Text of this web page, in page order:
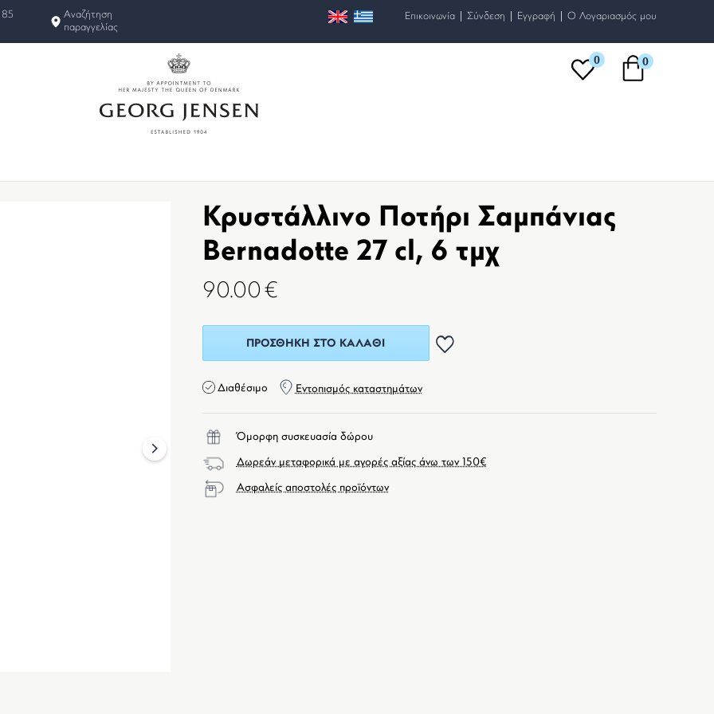
85
Αναζήτηση
παραγγελίας
Επικοινωνία | Σύνδεση | Εγγραφή | O Λογαριασμός μου
0 0
next
Κρυστάλλινο Ποτήρι Σαμπάνιας
Bernadotte 27 cl, 6 τμχ
90.00 €
ΠΡΟΣΘΉΚΗ ΣΤΟ ΚΑΛΆΘΙ
Διαθέσιμο Εντοπισμός καταστημάτων
Όμορφη συσκευασία δώρου
Δωρεάν μεταφορικά με αγορές αξίας άνω των 150€
Ασφαλείς αποστολές προϊόντων